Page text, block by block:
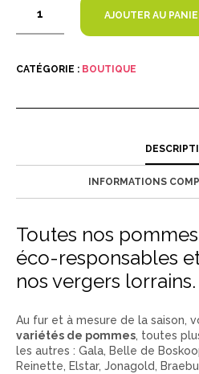
AJOUTER AU
CATÉGORIE : BOUTIQUE
INFORMATIONS
Toutes nos
éco-responsables
nos vergers lorrains.
Au fur et à mesure de la saison,
variétés de pommes, toutes
les autres : Gala, Belle de
Reinette, Elstar, Jonagold,